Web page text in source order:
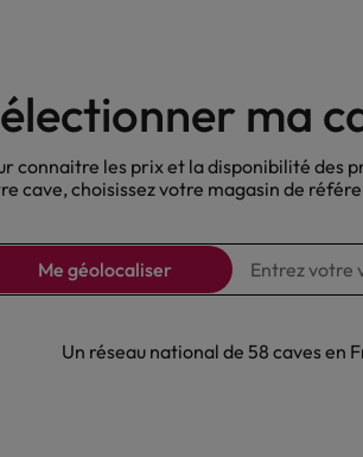
Nos Bières Sans
ma
connaitre les prix et la disponibilité des
cave, choisissez votre magasin de
Me géolocaliser
Un réseau national de 58 caves en